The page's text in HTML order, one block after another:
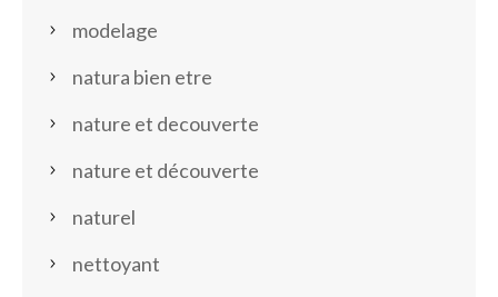
modelage
natura bien etre
nature et decouverte
nature et découverte
naturel
nettoyant